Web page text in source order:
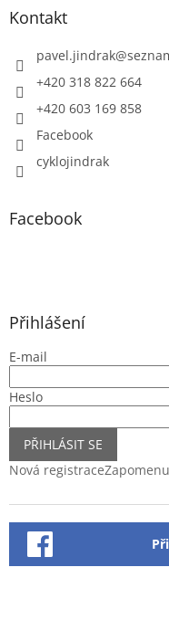
Kontakt
pavel.jindrak@
+420 318 822 664
+420 603 169 858
Facebook
cyklojindrak
Facebook
Přihlášení
E-mail
Heslo
PŘIHLÁSIT SE
Nová registrace